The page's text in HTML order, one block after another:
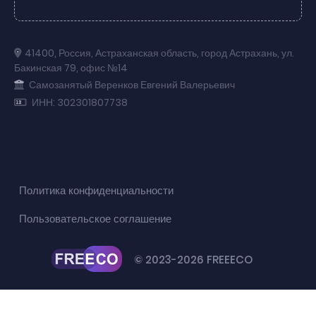
41400, Россия, Астраханская область, город Астрахань, ул.
Бакинская 79, офис №14
Самозанятый Веренков Евгений Валерьевич
ИНН: 302301807738
© 2023-2026 FREEECO
Политика конфиденциальности
Пользовательское соглашение